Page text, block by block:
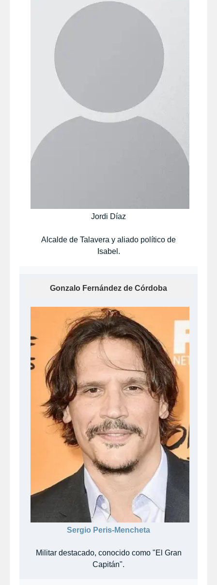
Jordi Díaz
Alcalde de Talavera y aliado político de
Isabel.
Gonzalo Fernández de Córdoba
Sergio Peris-Mencheta
Militar destacado, conocido como "El Gran
Capitán".